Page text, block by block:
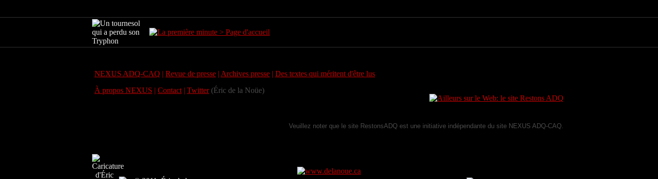
NEXUS ADQ-CAQ | Revue de presse | Archives presse | Des textes qui méritent d'être lus
À propos NEXUS | Contact | Twitter(Éric de la Noüe)
Veuillez noter que le site RestonsADQ est une initiative indépendante du site NEXUS ADQ-CAQ.